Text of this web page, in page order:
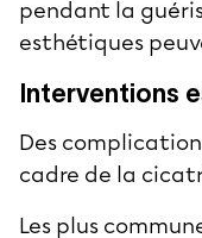
pendant la
esthétiques
Interventions
Des
cadre de la
Les plus